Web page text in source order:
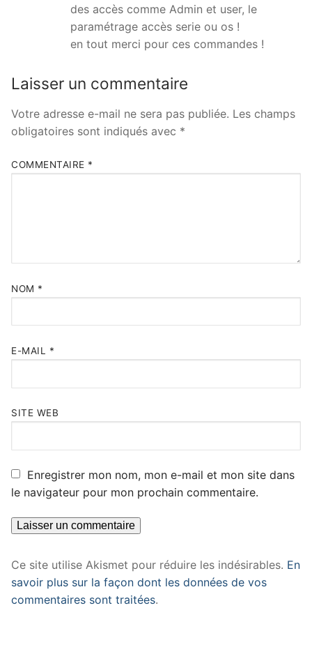
des accès comme Admin et user, le
paramétrage accès serie ou os !
en tout merci pour ces commandes !
Laisser un commentaire
Votre adresse e-mail ne sera pas publiée. Les champs
obligatoires sont indiqués avec *
COMMENTAIRE *
NOM *
E-MAIL *
SITE WEB
Enregistrer mon nom, mon e-mail et mon site dans
le navigateur pour mon prochain commentaire.
Ce site utilise Akismet pour réduire les indésirables. En
savoir plus sur la façon dont les données de vos
commentaires sont traitées.